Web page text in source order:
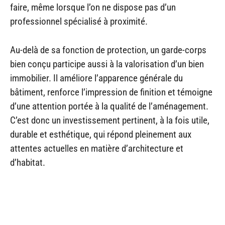
faire, même lorsque l’on ne dispose pas d’un
professionnel spécialisé à proximité.
Au-delà de sa fonction de protection, un garde-corps
bien conçu participe aussi à la valorisation d’un bien
immobilier. Il améliore l’apparence générale du
bâtiment, renforce l’impression de finition et témoigne
d’une attention portée à la qualité de l’aménagement.
C’est donc un investissement pertinent, à la fois utile,
durable et esthétique, qui répond pleinement aux
attentes actuelles en matière d’architecture et
d’habitat.